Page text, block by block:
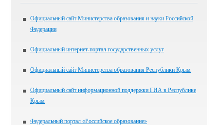
Официальный сайт Министерства образования и науки Российской
Федерации
Официальный интернет-портал государственных услуг
Официальный сайт Министерства образования Республики Крым
Официальный сайт информационной поддержки ГИА в Республике
Крым
Федеральный портал «Российское образование»